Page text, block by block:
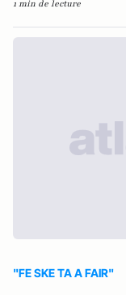
1 min de lecture
"FE SKE TA A FAIR"